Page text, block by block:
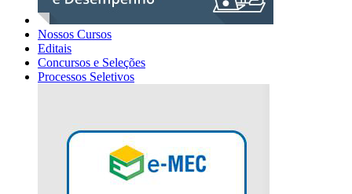
Nossos Cursos
Editais
Concursos e Seleções
Processos Seletivos